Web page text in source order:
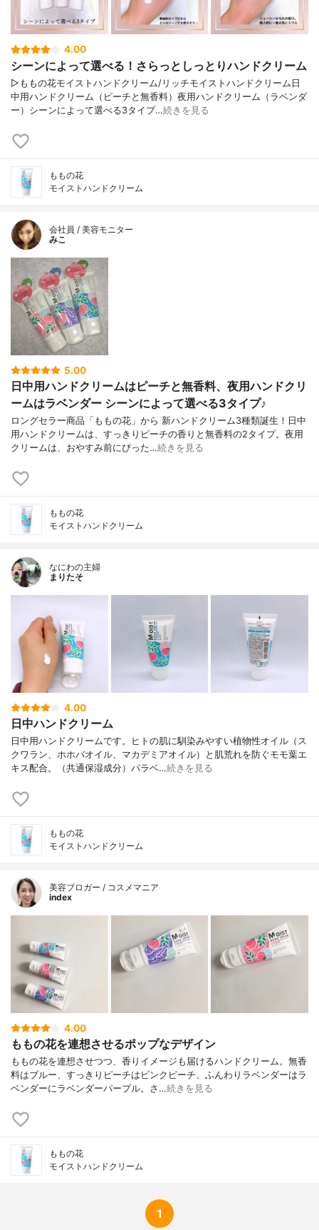
4.00
シーンによって選べる！さらっとしっとりハンドクリーム
▷ももの花モイストハンドクリーム/リッチモイストハンドクリーム日
中用ハンドクリーム（ピーチと無香料）夜用ハンドクリーム（ラベンダ
ー）シーンによって選べる3タイプ…続きを見る
ももの花
モイストハンドクリーム
会社員 / 美容モニター
みこ
5.00
日中用ハンドクリームはピーチと無香料、夜用ハンドクリ
ームはラベンダー シーンによって選べる3タイプ♪
ロングセラー商品「ももの花」から 新ハンドクリーム3種類誕生！日中
用ハンドクリームは、すっきりピーチの香りと無香料の2タイプ。夜用
クリームは、おやすみ前にぴった…続きを見る
ももの花
モイストハンドクリーム
なにわの主婦
まりたそ
4.00
日中ハンドクリーム
日中用ハンドクリームです。ヒトの肌に馴染みやすい植物性オイル（ス
クワラン、ホホバオイル、マカデミアオイル）と肌荒れを防ぐモモ葉エ
キス配合。（共通保湿成分）パラベ…続きを見る
ももの花
モイストハンドクリーム
美容ブロガー / コスメマニア
index
4.00
ももの花を連想させるポップなデザイン
ももの花を連想させつつ、香りイメージも届けるハンドクリーム。無香
料はブルー、すっきりピーチはピンクピーチ、ふんわりラベンダーはラ
ベンダーにラベンダーパープル。さ…続きを見る
ももの花
モイストハンドクリーム
1